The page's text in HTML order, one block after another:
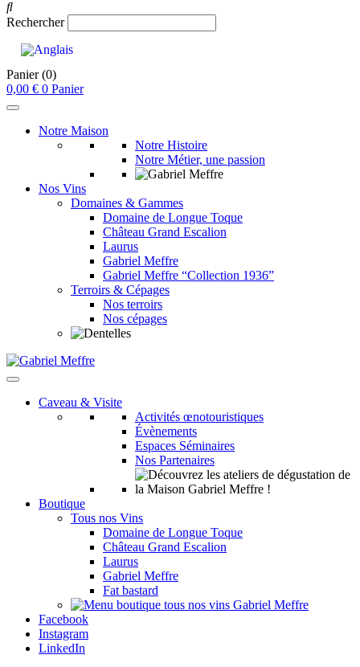
Rechercher
Panier (0)
0,00 € 0 Panier
Notre Maison
Notre Histoire
Notre Métier, une passion
Nos Vins
Domaines & Gammes
Domaine de Longue Toque
Château Grand Escalion
Laurus
Gabriel Meffre
Gabriel Meffre “Collection 1936”
Terroirs & Cépages
Nos terroirs
Nos cépages
Caveau & Visite
Activités œnotouristiques
Évènements
Espaces Séminaires
Nos Partenaires
Boutique
Tous nos Vins
Domaine de Longue Toque
Château Grand Escalion
Laurus
Gabriel Meffre
Fat bastard
Facebook
Instagram
LinkedIn